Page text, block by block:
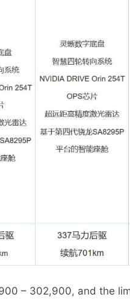
– 302,900, and the